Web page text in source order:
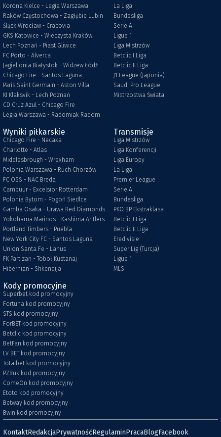
Korona Kielce - Legia Warszawa
Raków Częstochowa - Zagłębie Lubin
Śląsk Wrocław - Cracovia
GKS Katowice - Wieczysta Kraków
Lech Poznań - Piast Gliwice
FC Porto - Alverca
Jagiellonia Białystok - Widzew Łódź
Chicago Fire - Santos Laguna
Paris Saint Germain - Aston Villa
KI Klaksvik - Lech Poznań
CD Cruz Azul - Chicago Fire
Legia Warszawa - Radomiak Radom
La Liga
Bundesliga
Serie A
Ligue 1
Liga Mistrzów
Betclic I Liga
Betclic II Liga
J1 League (Japonia)
Saudi Pro League
Mistrzostwa Świata
Wyniki piłkarskie
Chicago Fire - Necaxa
Charlotte - Atlas
Middlesbrough - Wrexham
Polonia Warszawa - Ruch Chorzów
FC OSS - NAC Breda
Cambuur - Excelsior Rotterdam
Polonia Bytom - Pogoń Siedlce
Gamba Osaka - Urawa Red Diamonds
Yokohama Marinos - Kashima Antlers
Portland Timbers - Puebla
New York City FC - Santos Laguna
Union Santa Fe - Lanus
FK Partizan - Toboł Kustanaj
Hibernian - Shkendija
Transmisje
Liga Mistrzów
Liga Konferencji
Liga Europy
La Liga
Premier League
Serie A
Bundesliga
PKO BP Ekstraklasa
Betclic I Liga
Betclic II Liga
Eredivisie
Super Lig (Turcja)
Ligue 1
MLS
Kody promocyjne
Superbet kod promocyjny
Fortuna kod promocyjny
STS kod promocyjny
ForBET kod promocyjny
Betclic kod promocyjny
BetFan kod promocyjny
LV BET kod promocyjny
Totalbet kod promocyjny
PZBuk kod promocyjny
ComeOn kod promocyjny
Etoto kod promocyjny
Betway kod promocyjny
Bwin kod promocyjny
KontaktRedakcjaPrywatnośćRegulaminPracaBlogFacebook